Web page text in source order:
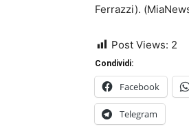
Ferrazzi).
Post Views: 2
Condividi:
Facebook
Telegram